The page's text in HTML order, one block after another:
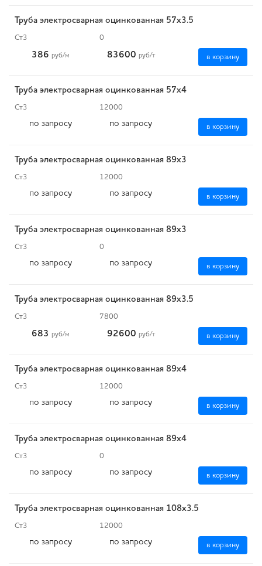
Труба электросварная оцинкованная 57х3.5
Ст3 0
386 руб/м 83600 руб/т в корзину
Труба электросварная оцинкованная 57х4
Ст3 12000
по запросу по запросу в корзину
Труба электросварная оцинкованная 89х3
Ст3 12000
по запросу по запросу в корзину
Труба электросварная оцинкованная 89х3
Ст3 0
по запросу по запросу в корзину
Труба электросварная оцинкованная 89х3.5
Ст3 7800
683 руб/м 92600 руб/т в корзину
Труба электросварная оцинкованная 89х4
Ст3 12000
по запросу по запросу в корзину
Труба электросварная оцинкованная 89х4
Ст3 0
по запросу по запросу в корзину
Труба электросварная оцинкованная 108х3.5
Ст3 12000
по запросу по запросу в корзину